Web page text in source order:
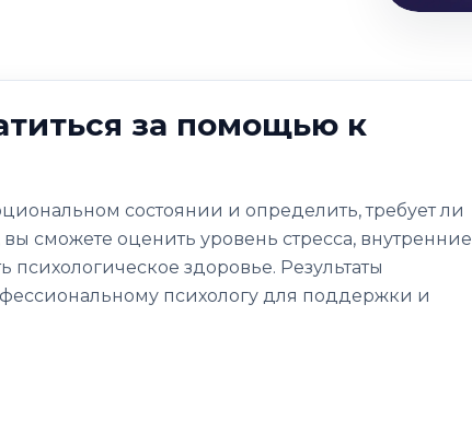
за помощью к
состоянии и определить, требует ли
сможете оценить уровень стресса, внутренние
здоровье. Результаты
психологу для поддержки и